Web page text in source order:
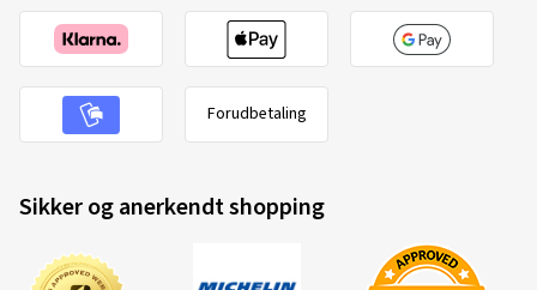
Forudbetaling
Sikker og anerkendt shopping